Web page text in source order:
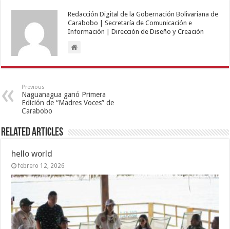
Redacción Digital de la Gobernación Bolivariana de
Carabobo | Secretaría de Comunicación e
Información | Dirección de Diseño y Creación
Previous
Naguanagua ganó Primera
Edición de “Madres Voces” de
Carabobo
Related Articles
hello world
febrero 12, 2026